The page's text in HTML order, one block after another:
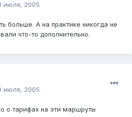
июля, 2005
больше. А на практике никогда не
что-то дополнительно.
июля, 2005
о тарифах на эти маршруты